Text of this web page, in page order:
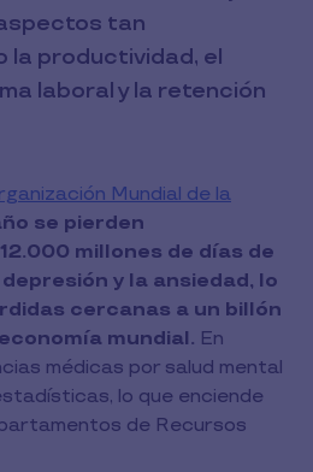
tan
productividad, el
laboral y la retención
Mundial de la
se pierden
millones de días de
y la ansiedad, lo
cercanas a un billón
mundial. En
médicas por salud mental
lo que enciende
de Recursos